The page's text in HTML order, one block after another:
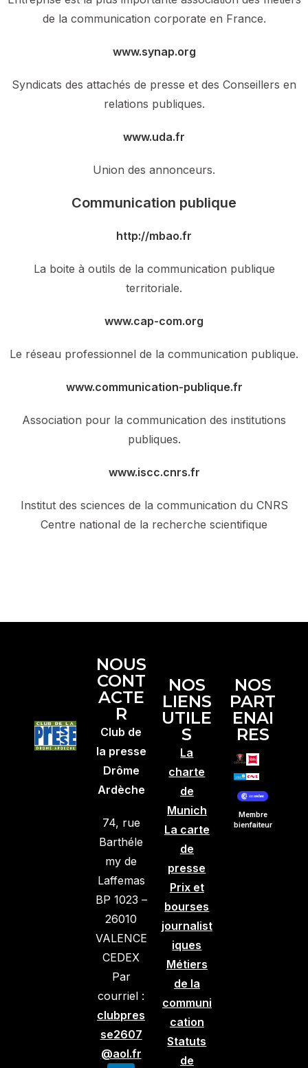
de la communication corporate en France.
www.synap.org
Syndicats des attachés de presse et des Conseillers en
relations publiques.
www.uda.fr
Union des annonceurs.
Communication publique
http://mbao.fr
La boite à outils de la communication publique
territoriale.
www.cap-com.org
Le réseau professionnel de la communication publique.
www.communication-publique.fr
Association pour la communication des institutions
publiques.
www.iscc.cnrs.fr
Institut des sciences de la communication du CNRS
Centre national de la recherche scientifique
NOUS
CONT
ACTE
R
Club de
la presse
Drôme
Ardèche
74, rue
Barthéle
my de
Laffemas
BP 1023 –
26010
VALENCE
CEDEX
Par
courriel :
clubpres
se2607
@aol.fr
NOS
LIENS
UTILE
S
La
charte
de
Munich
La carte
de
presse
Prix et
bourses
journalist
iques
Métiers
de la
communi
cation
Statuts
de
NOS
PART
ENAI
RES
Membre
bienfaiteur